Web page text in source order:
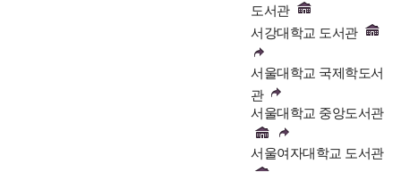
도서관
서강대학교 도서관
서울대학교 국제학도서
관
서울대학교 중앙도서관
서울여자대학교 도서관